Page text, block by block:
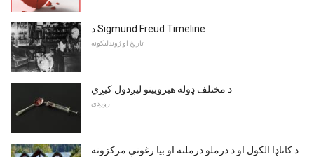
د Sigmund Freud Timeline
تاریخ او ژوندلیکونه
د مختلف ډوله هیرویینو لیږدول کیږي
روږدي
د کاناډا الکول او د درملو درملنه او بیا رغونې مرکزونه